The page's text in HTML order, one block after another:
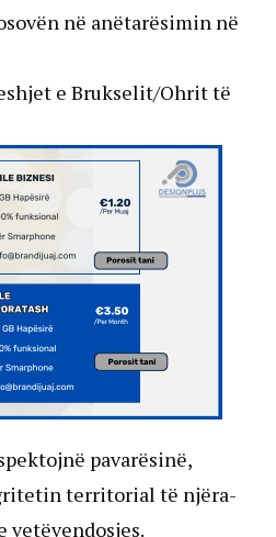
në anëtarësimin në
e Brukselit/Ohrit të
pavarësinë,
territorial të njëra-
vetëvendosjes.